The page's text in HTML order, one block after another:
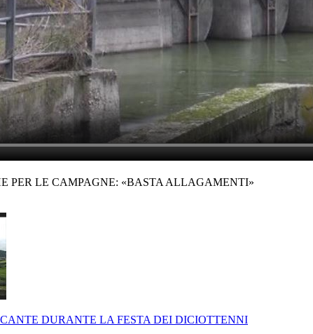
PER LE CAMPAGNE: «BASTA ALLAGAMENTI»
DURANTE LA FESTA DEI DICIOTTENNI